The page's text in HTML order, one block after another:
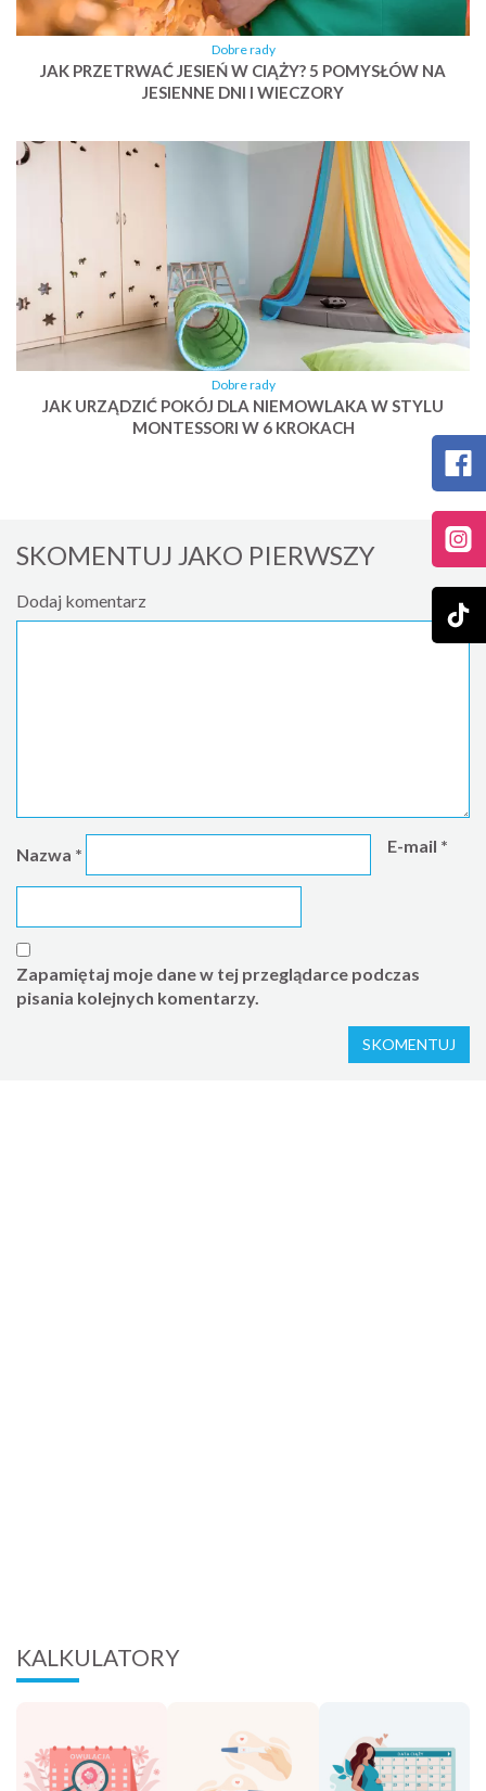
Dobre rady
JAK PRZETRWAĆ JESIEŃ W CIĄŻY? 5 POMYSŁÓW NA
JESIENNE DNI I WIECZORY
Dobre rady
JAK URZĄDZIĆ POKÓJ DLA NIEMOWLAKA W STYLU
MONTESSORI W 6 KROKACH
SKOMENTUJ JAKO PIERWSZY
Dodaj komentarz
Nazwa * E-mail *
Zapamiętaj moje dane w tej przeglądarce podczas
pisania kolejnych komentarzy.
KALKULATORY